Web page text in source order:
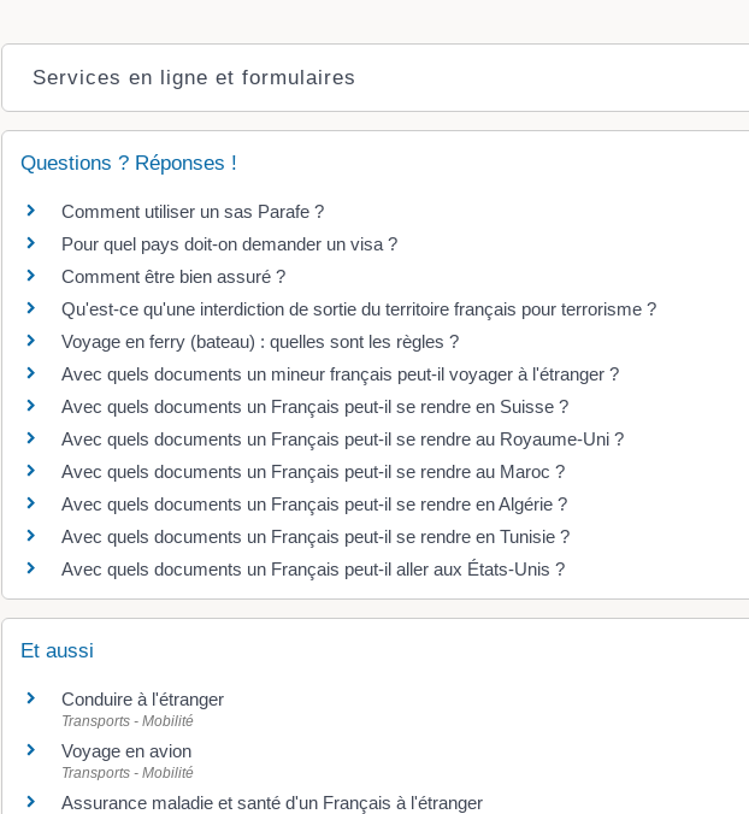
Services en ligne et formulaires
Questions ? Réponses !
Comment utiliser un sas Parafe ?
Pour quel pays doit-on demander un visa ?
Comment être bien assuré ?
Qu'est-ce qu'une interdiction de sortie du territoire français pour terrorisme ?
Voyage en ferry (bateau) : quelles sont les règles ?
Avec quels documents un mineur français peut-il voyager à l'étranger ?
Avec quels documents un Français peut-il se rendre en Suisse ?
Avec quels documents un Français peut-il se rendre au Royaume-Uni ?
Avec quels documents un Français peut-il se rendre au Maroc ?
Avec quels documents un Français peut-il se rendre en Algérie ?
Avec quels documents un Français peut-il se rendre en Tunisie ?
Avec quels documents un Français peut-il aller aux États-Unis ?
Et aussi
Conduire à l'étranger
Transports - Mobilité
Voyage en avion
Transports - Mobilité
Assurance maladie et santé d'un Français à l'étranger